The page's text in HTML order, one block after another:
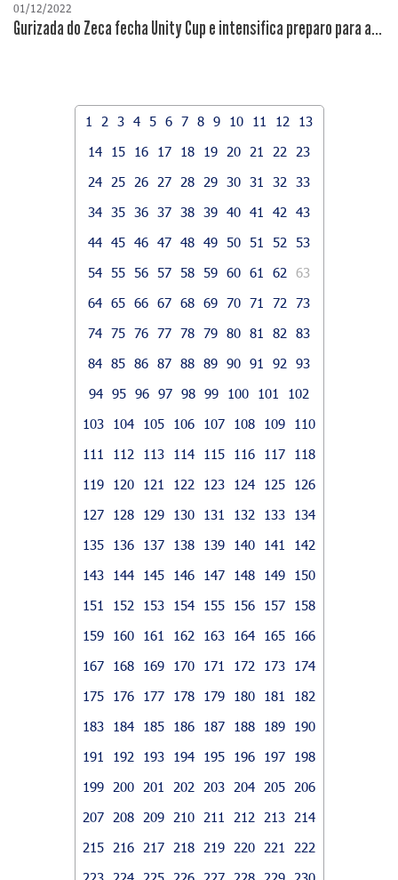
01/12/2022
Gurizada do Zeca fecha Unity Cup e intensifica preparo para a...
1 2 3 4 5 6 7 8 9 10 11 12
13
14
15 16 17 18 19 20 21 22
23
24
25 26 27 28 29 30 31 32
33
34 35 36 37 38 39 40 41 42
43
44 45 46 47 48 49 50 51 52
53
54 55 56 57 58 59 60 61 62
63
64 65 66 67 68 69 70 71 72
73
74 75 76 77 78 79 80 81 82
83
84 85 86 87 88 89 90 91 92
93
94 95 96 97 98 99 100 101
102
103
104 105 106 107 108 109
110
111
112 113 114 115 116 117
118
119
120 121 122 123 124 125
126
127
128 129 130 131 132 133
134
135
136 137 138 139 140 141
142
143
144 145 146 147 148 149
150
151
152 153 154 155 156 157
158
159
160 161 162 163 164 165
166
167
168 169 170 171 172 173
174
175
176 177 178 179 180 181
182
183
184 185 186 187 188 189
190
191
192 193 194 195 196 197
198
199
200 201 202 203 204 205
206
207
208 209 210 211 212 213
214
215
216 217 218 219 220 221
222